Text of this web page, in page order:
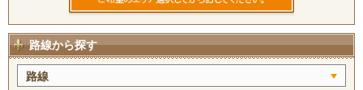
路線から探す
路線